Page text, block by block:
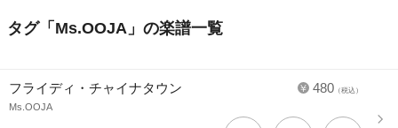
タグ「 Ms.OOJA 」の楽譜一覧
480 （税込）
フライディ・チャイナタウン
Ms.OOJA